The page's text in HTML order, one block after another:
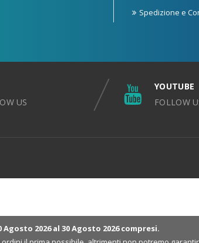
Spedizione e
US
YOUTUBE
FOLLOW
2026 al 30 Agosto 2026 compresi.